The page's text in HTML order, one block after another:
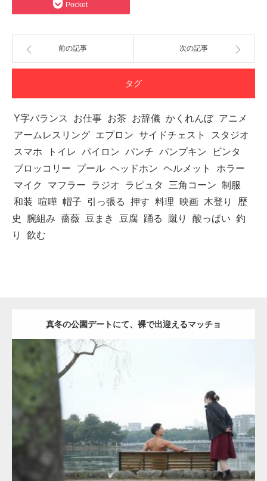
Pocket
前の記事 次の記事
タグ
Y字バランス お仕事 お茶 お辞儀 かくれんぼ アニメ
アームレスリング エプロン サイドチェスト
スタジオ
スマホ
トイレ パイロン パンチ パンプキン
ビンタ
ブロッコリー
プール ヘッドホン ヘルメット
ホラー
マイク
マフラー ラジオ ラピュタ 三角コーン 制服
和装
喧嘩 帽子 引っ張る 押す 料理 映画 木登り
歴
史
腕組み 薔薇 豆まき 豆腐 踊る 蹴り 酸っぱい 釣
り
飲む
真冬の公園デートにて、裸で出迎えるマッチョ
公園のマッチョ AKIHITO(細マッチョ) 背中
ダウンロード